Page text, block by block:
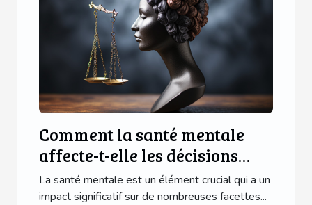
Comment la santé mentale
affecte-t-elle les décisions
juridiques?
La santé mentale est un élément crucial qui a un
impact significatif sur de nombreuses facettes...